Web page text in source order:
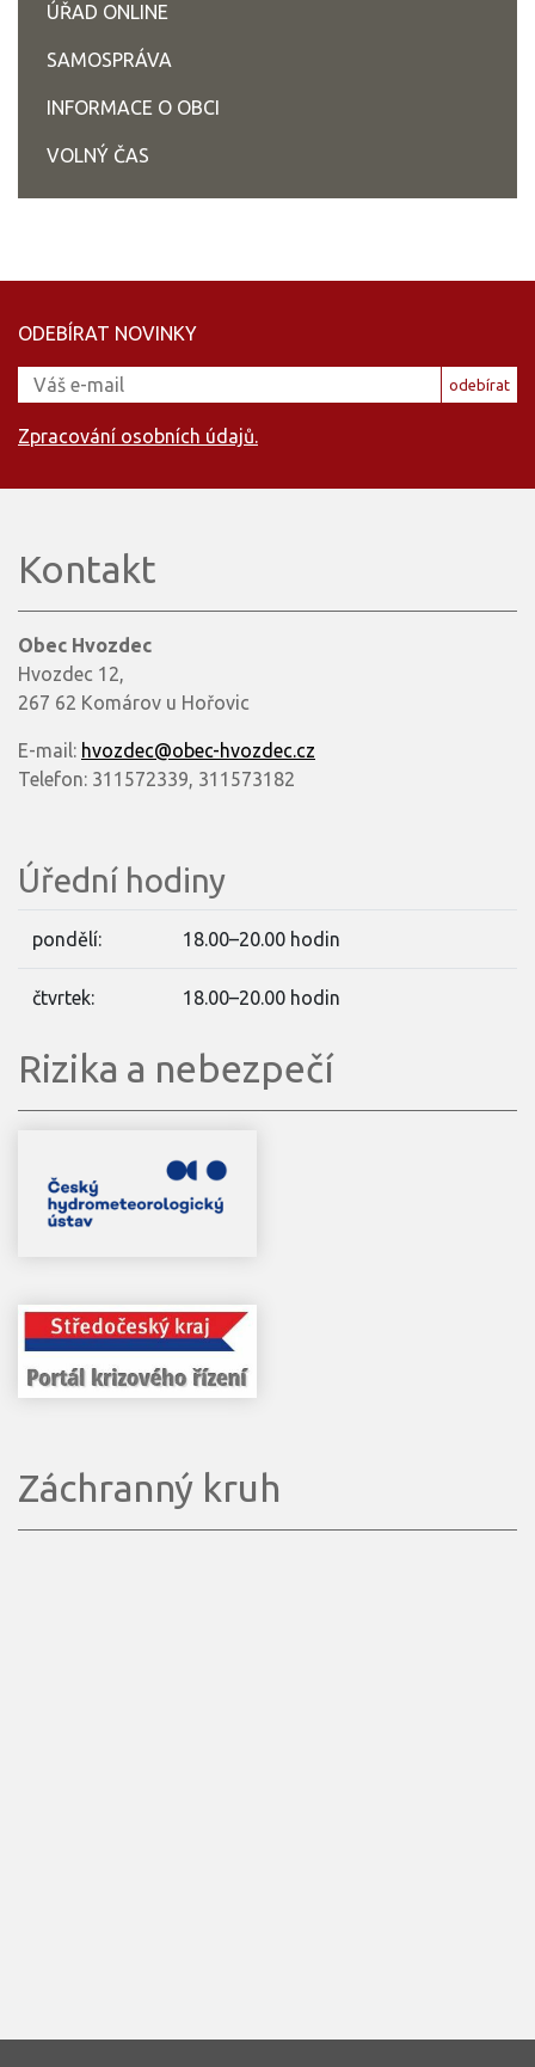
ÚŘAD ONLINE
SAMOSPRÁVA
INFORMACE O OBCI
VOLNÝ ČAS
ODEBÍRAT NOVINKY
odebírat
Zpracování osobních údajů.
Kontakt
Obec Hvozdec
Hvozdec 12,
267 62 Komárov u Hořovic
E-mail: hvozdec@obec-hvozdec.cz
Telefon: 311572339, 311573182
Úřední hodiny
pondělí: 18.00–20.00 hodin
čtvrtek: 18.00–20.00 hodin
Rizika a nebezpečí
Záchranný kruh